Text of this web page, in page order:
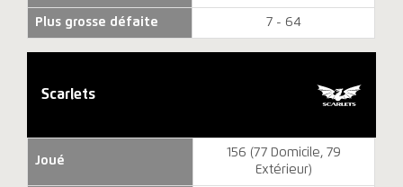
Plus grosse défaite 7 - 64
Scarlets
Joué
156 (77 Domicile, 79
Extérieur)